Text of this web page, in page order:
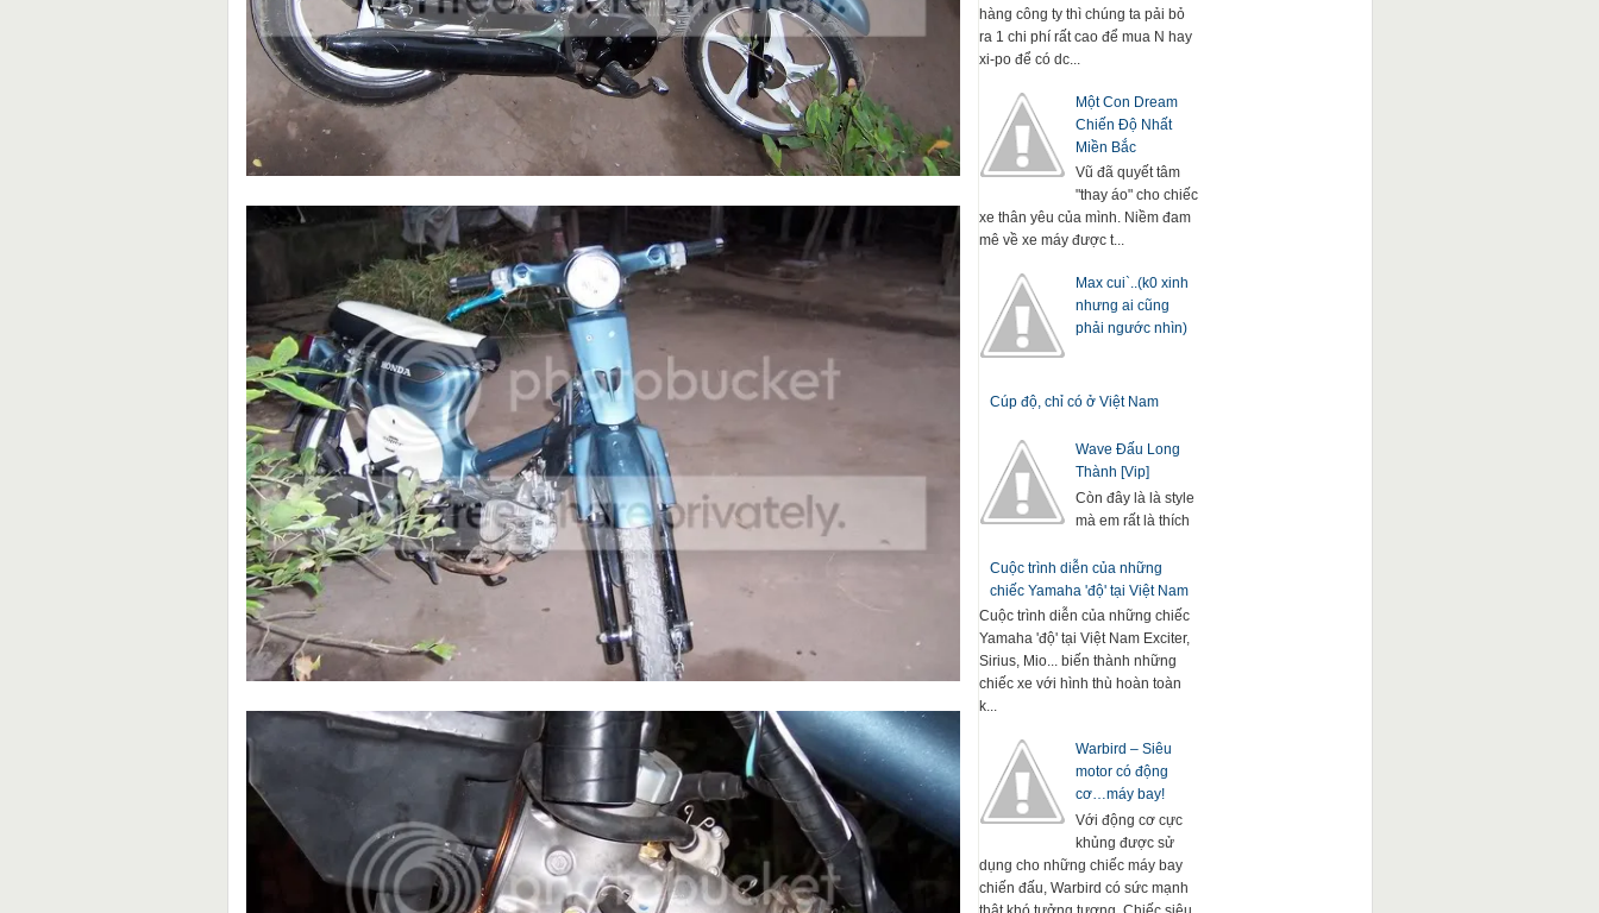
hàng công ty thì chúng ta pải bỏ
ra 1 chi phí rất cao để mua N hay
xi-po để có dc...
Một Con Dream
Chiến Độ Nhất
Miền Bắc
Vũ đã quyết tâm
"thay áo" cho chiếc
xe thân yêu của mình. Niềm đam
mê về xe máy được t...
Max cui`..(k0 xinh
nhưng ai cũng
phải ngước nhìn)
Cúp độ, chỉ có ở Việt Nam
Wave Đấu Long
Thành [Vip]
Còn đây là là style
mà em rất là thích
Cuộc trình diễn của những
chiếc Yamaha 'độ' tại Việt Nam
Cuộc trình diễn của những chiếc
Yamaha 'độ' tại Việt Nam Exciter,
Sirius, Mio... biến thành những
chiếc xe với hình thù hoàn toàn
k...
Warbird – Siêu
motor có động
cơ…máy bay!
Với động cơ cực
khủng được sử
dụng cho những chiếc máy bay
chiến đấu, Warbird có sức mạnh